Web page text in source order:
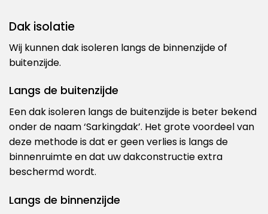
Dak isolatie
Wij kunnen dak isoleren langs de binnenzijde of
buitenzijde.
Langs de buitenzijde
Een dak isoleren langs de buitenzijde is beter bekend
onder de naam ‘Sarkingdak’. Het grote voordeel van
deze methode is dat er geen verlies is langs de
binnenruimte en dat uw dakconstructie extra
beschermd wordt.
Langs de binnenzijde